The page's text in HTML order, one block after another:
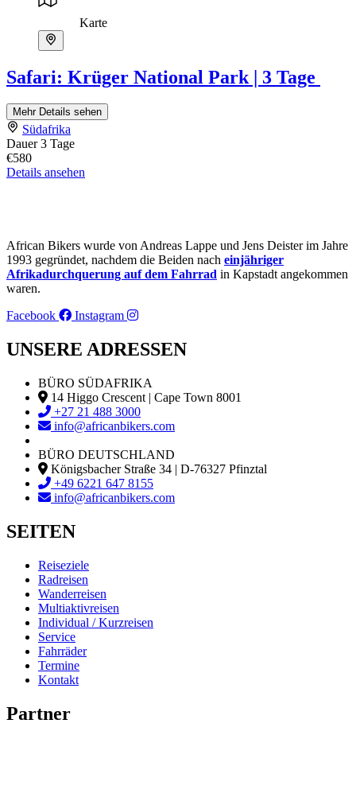
Karte
Safari: Krüger National Park | 3 Tage
Mehr Details sehen
Südafrika
Dauer3 Tage
€580
Details ansehen
African Bikers wurde von Andreas Lappe und Jens Deister im Jahre
1993 gegründet, nachdem die Beiden nach einjähriger
Afrikadurchquerung auf dem Fahrrad in Kapstadt angekommen
waren.
Facebook
Instagram
UNSERE ADRESSEN
BÜRO SÜDAFRIKA
14 Higgo Crescent | Cape Town 8001
+27 21 488 3000
info@africanbikers.com
BÜRO DEUTSCHLAND
Königsbacher Straße 34 | D-76327 Pfinztal
+49 6221 647 8155
info@africanbikers.com
SEITEN
Reiseziele
Radreisen
Wanderreisen
Multiaktivreisen
Individual / Kurzreisen
Service
Fahrräder
Termine
Kontakt
Partner